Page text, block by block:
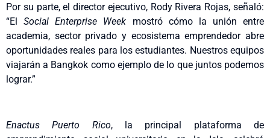
Por su parte, el director ejecutivo, Rody Rivera Rojas, señaló:
“ElSocial Enterprise Week mostró cómo la unión entre
academia, sector privado y ecosistema emprendedor abre
oportunidades reales para los estudiantes. Nuestros equipos
viajarán a Bangkok como ejemplo de lo que juntos podemos
lograr.”
Enactus Puerto Rico, la principal plataforma de